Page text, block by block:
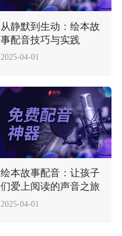
从静默到生动：绘本故
事配音技巧与实践
2025-04-01
绘本故事配音：让孩子
们爱上阅读的声音之旅
2025-04-01